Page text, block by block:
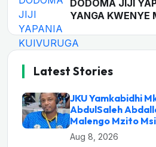
DODOMA JIJI
YANGA KWENYE
Latest Stories
JKU Yamkabidhi
AbdulSaleh
Malengo Mzito
Aug 8, 2026